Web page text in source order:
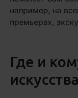
например, на
премьерах,
Где и